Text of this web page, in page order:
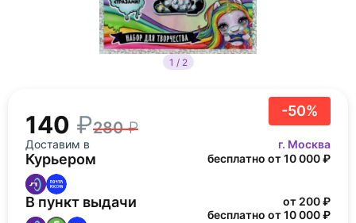
1 / 2
-50%
140 280
Доставим в г. Москва
Курьером бесплатно от 10 000 ₽
В пункт выдачи
от 200 ₽
бесплатно от 10 000 ₽